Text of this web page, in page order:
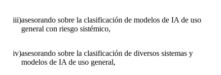
iii)asesorando sobre la clasificación de modelos de IA de uso
general con riesgo sistémico,
iv)asesorando sobre la clasificación de diversos sistemas y
modelos de IA de uso general,